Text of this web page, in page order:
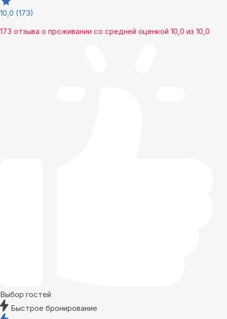
10,0 (173)
173 отзыва о проживании со средней оценкой 10,0 из 10,0
Выбор гостей
Быстрое бронирование